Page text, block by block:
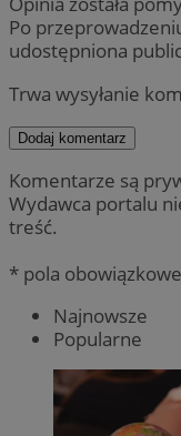
Po
udostępniona
Trwa wysyłanie
Dodaj komentarz
Komentarze są
Wydawca portalu
treść.
* pola obowiązkowe
Najnowsze
Popularne